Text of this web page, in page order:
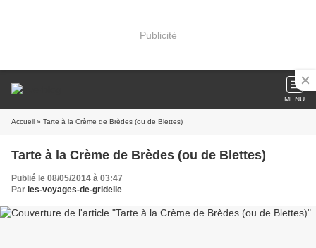
Publicité
MENU
Accueil » Tarte à la Crème de Brèdes (ou de Blettes)
Tarte à la Crème de Brèdes (ou de Blettes)
Publié le 08/05/2014 à 03:47
Par les-voyages-de-gridelle